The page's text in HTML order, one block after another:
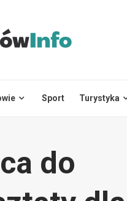
Sport Turystyka
do